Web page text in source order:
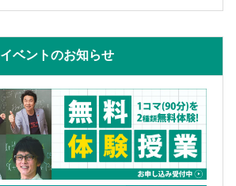
イベントのお知らせ